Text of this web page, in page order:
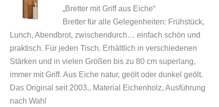
„Bretter mit Griff aus Eiche“
Bretter für alle Gelegenheiten: Frühstück,
Lunch, Abendbrot, zwischendurch… einfach schön und
praktisch. Für jeden Tisch. Erhältlich in verschiedenen
Stärken und in vielen Größen bis zu 80 cm superlang,
immer mit Griff. Aus Eiche natur, geölt oder dunkel geölt.
Das Original seit 2003., Material Eichenholz, Ausführung
nach Wahl